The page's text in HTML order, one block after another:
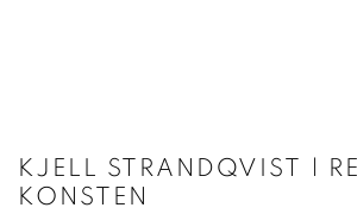
KJELL STRANDQVIST |
KONSTEN